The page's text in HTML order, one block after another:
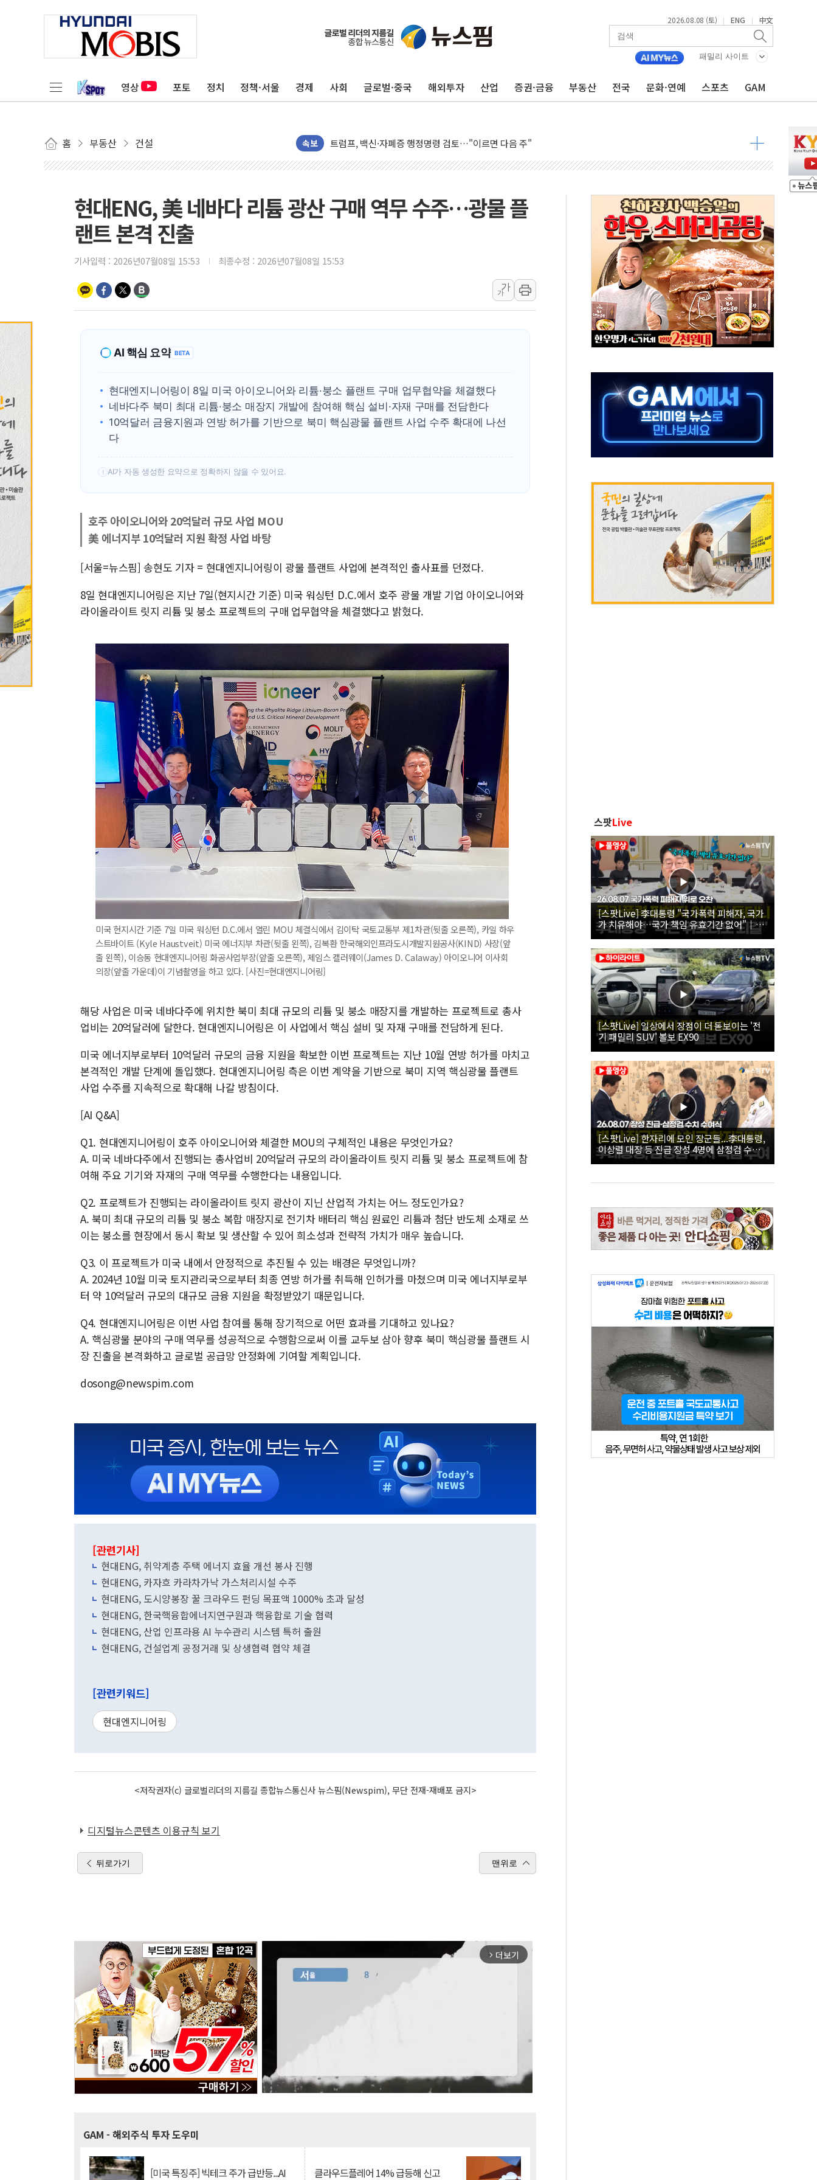
2026.08.08 (토) | ENG | 中文
패밀리 사이트
영상 포토 정치 정책·서울 경제 사회 글로벌·중국 해외투자 산업 증권·금융 부동산 전국 문화·연예 스포츠 GAM
홈 부동산 건설 속보
뉴욕증시, 고용 쇼크에 금리 인상 우려 후퇴…S&P500 최고치
트럼프, 쿡 연준 이사 해임 재추진…"26일까지 의혹 소명" 요구
미 연준 매파 기세 꺾이나…고용 감소에 9월 동결 전망 우세
[종합] 이슬람 수니파 3국, '공동방위협정' 체결… 이스라엘·이란 위협에 맞설 자체 억지력 강화
美 항소법원, 백악관 무도회장 공사 중단 명령…트럼프 제동
이란 핵심 원유 수출항 '하르그섬', 최근 1주일 이상 '올스톱'… 美 해상봉쇄 영향
[AI MY 뉴스] 뉴욕 반도체주 프리뷰...美 고용 쇼크에 반도체주 '활짝'
뉴욕증시 프리뷰, 美 고용 쇼크에 금리 인상 우려 후퇴…나스닥 선물 1%대 상승
뉴욕증시 개장 전 특징주...아틀라시안·클라우드플레어·태양광주↑ VS 트레이드데스크·웬디스↓
보훈부, 미 DPAA와 MOU… "6·25 미군 실종자 7359명 끝까지 찾겠다"
트럼프 "금리 내려야"…파월 때와 달리 워시엔 톤 낮춰
李 "해남 태양광, 대한민국 다음 100년 밑거름…수도권 집중 완화 전환점"
현대ENG, 美 네바다 리튬 광산 구매 역무 수주…광물 플
랜트 본격 진출
기사입력 : 2026년07월08일 15:53 최종수정 : 2026년07월08일 15:53
가
가
AI 핵심 요약 BETA
현대엔지니어링이 8일 미국 아이오니어와 리튬·붕소 플랜트 구매 업무협약을 체결했다
네바다주 북미 최대 리튬·붕소 매장지 개발에 참여해 핵심 설비·자재 구매를 전담한다
10억달러 금융지원과 연방 허가를 기반으로 북미 핵심광물 플랜트 사업 수주 확대에 나선
다
! AI가 자동 생성한 요약으로 정확하지 않을 수 있어요.
호주 아이오니어와 20억달러 규모 사업 MOU
美 에너지부 10억달러 지원 확정 사업 바탕
[서울=뉴스핌] 송현도 기자 = 현대엔지니어링이 광물 플랜트 사업에 본격적인 출사표를 던졌다.
8일 현대엔지니어링은 지난 7일(현지시간 기준) 미국 워싱턴 D.C.에서 호주 광물 개발 기업 아이오니어와
라이올라이트 릿지 리튬 및 붕소 프로젝트의 구매 업무협약을 체결했다고 밝혔다.
미국 현지시간 기준 7일 미국 워싱턴 D.C.에서 열린 MOU 체결식에서 김이탁 국토교통부 제1차관(뒷줄 오른쪽), 카일 하우
스트바이트 (Kyle Haustveit) 미국 에너지부 차관(뒷줄 왼쪽), 김복환 한국해외인프라도시개발지원공사(KIND) 사장(앞
줄 왼쪽), 이승동 현대엔지니어링 화공사업부장(앞줄 오른쪽), 제임스 캘러웨이(James D. Calaway) 아이오니어 이사회
의장(앞줄 가운데)이 기념촬영을 하고 있다. [사진=현대엔지니어링]
해당 사업은 미국 네바다주에 위치한 북미 최대 규모의 리튬 및 붕소 매장지를 개발하는 프로젝트로 총사
업비는 20억달러에 달한다. 현대엔지니어링은 이 사업에서 핵심 설비 및 자재 구매를 전담하게 된다.
미국 에너지부로부터 10억달러 규모의 금융 지원을 확보한 이번 프로젝트는 지난 10월 연방 허가를 마치고
본격적인 개발 단계에 돌입했다. 현대엔지니어링 측은 이번 계약을 기반으로 북미 지역 핵심광물 플랜트
사업 수주를 지속적으로 확대해 나갈 방침이다.
[AI Q&A]
Q1. 현대엔지니어링이 호주 아이오니어와 체결한 MOU의 구체적인 내용은 무엇인가요?
A. 미국 네바다주에서 진행되는 총사업비 20억달러 규모의 라이올라이트 릿지 리튬 및 붕소 프로젝트에 참
여해 주요 기기와 자재의 구매 역무를 수행한다는 내용입니다.
Q2. 프로젝트가 진행되는 라이올라이트 릿지 광산이 지닌 산업적 가치는 어느 정도인가요?
A. 북미 최대 규모의 리튬 및 붕소 복합 매장지로 전기차 배터리 핵심 원료인 리튬과 첨단 반도체 소재로 쓰
이는 붕소를 현장에서 동시 확보 및 생산할 수 있어 희소성과 전략적 가치가 매우 높습니다.
Q3. 이 프로젝트가 미국 내에서 안정적으로 추진될 수 있는 배경은 무엇입니까?
A. 2024년 10월 미국 토지관리국으로부터 최종 연방 허가를 취득해 인허가를 마쳤으며 미국 에너지부로부
터 약 10억달러 규모의 대규모 금융 지원을 확정받았기 때문입니다.
Q4. 현대엔지니어링은 이번 사업 참여를 통해 장기적으로 어떤 효과를 기대하고 있나요?
A. 핵심광물 분야의 구매 역무를 성공적으로 수행함으로써 이를 교두보 삼아 향후 북미 핵심광물 플랜트 시
장 진출을 본격화하고 글로벌 공급망 안정화에 기여할 계획입니다.
dosong@newspim.com
[관련기사]
현대ENG, 취약계층 주택 에너지 효율 개선 봉사 진행
현대ENG, 카자흐 카라차가낙 가스처리시설 수주
현대ENG, 도시양봉장 꿀 크라우드 펀딩 목표액 1000% 초과 달성
현대ENG, 한국핵융합에너지연구원과 핵융합로 기술 협력
현대ENG, 산업 인프라용 AI 누수관리 시스템 특허 출원
현대ENG, 건설업계 공정거래 및 상생협력 협약 체결
[관련키워드]
현대엔지니어링
<저작권자(c) 글로벌리더의 지름길 종합뉴스통신사 뉴스핌(Newspim), 무단 전재-재배포 금지>
디지털뉴스콘텐츠 이용규칙 보기
뒤로가기 맨위로
arrow_forward_ios 더보기
GAM - 해외주식 투자 도우미
[미국 특징주] 빅테크 주가 급반등...AI 클라우드플레어 14% 급등해 신고
스팟Live
[스팟Live] 李대통령 "국가폭력 피해자, 국가
가 치유해야…국가 책임 유효기간 없어"｜
26.08.07 국가폭력 피해자 위로 오찬
[스팟Live] 일상에서 장점이 더 돋보이는 '전
기 패밀리 SUV' 볼보 EX90
[스팟Live] 한자리에 모인 장군들...李대통령,
이상렬 대장 등 진급 장성 4명에 삼정검 수치
직접 수여｜26.08.07 장성 진급·삼정검 수치